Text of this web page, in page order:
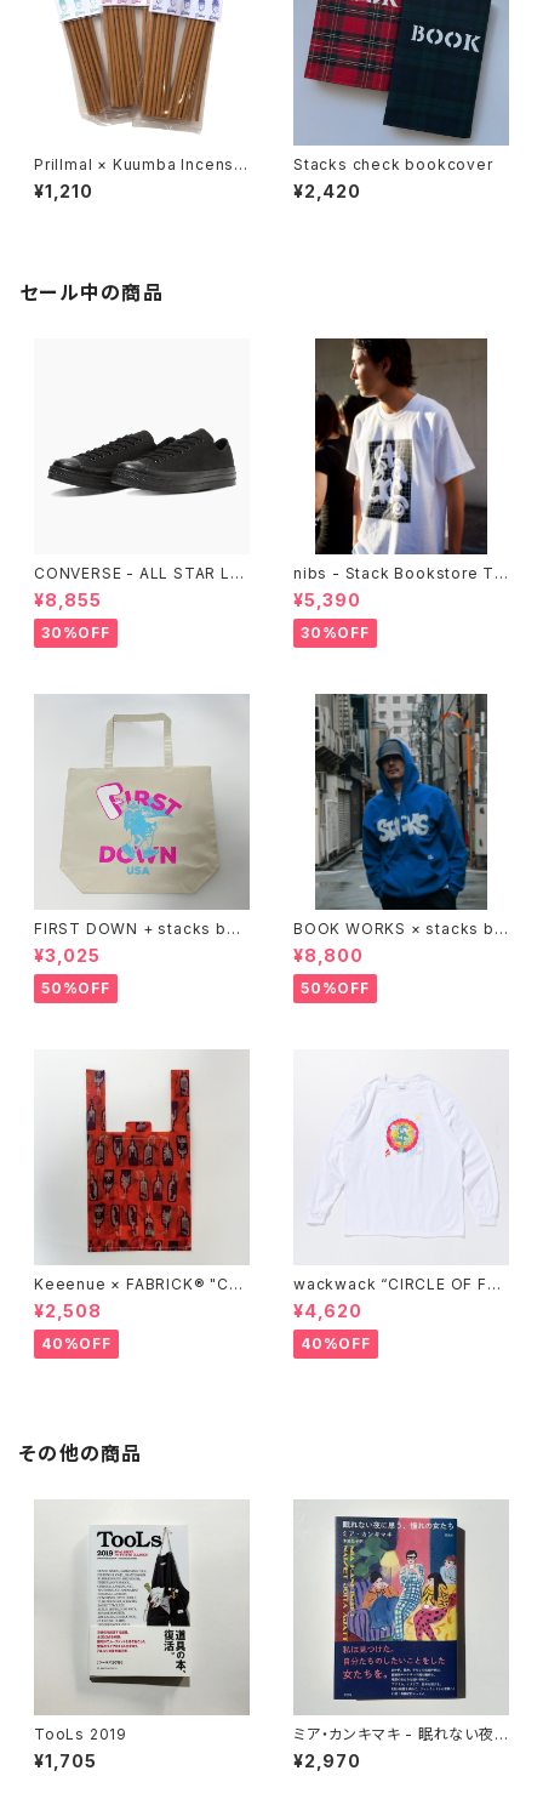
Prillmal × Kuumba Incense
2026 SPRING & SUMMER
¥1,210
Stacks check bookcover
¥2,420
セール中の商品
CONVERSE - ALL STAR LG
CY OX （ALL BLACK)
¥8,855
30%OFF
nibs - Stack Bookstore Te
e
¥5,390
30%OFF
FIRST DOWN + stacks boo
kstore BIG TOTE
¥3,025
50%OFF
BOOK WORKS × stacks bo
okstore "Jimbocho Beat Li
brary zip up hood"
¥8,800
50%OFF
Keeenue × FABRICK®︎ "CO
MPACT SHOPPING BAG" st
acks Exclusive model
¥2,508
40%OFF
wackwack “CIRCLE OF FRI
ENDS” L/S TEE
¥4,620
40%OFF
その他の商品
TooLs 2019
¥1,705
ミア・カンキマキ - 眠れない夜
に思う、憧れの女たち
¥2,970